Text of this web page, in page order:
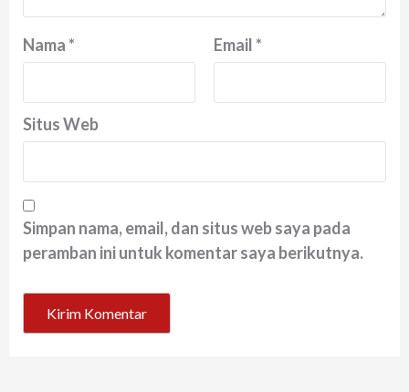
Nama* Email*
Situs Web
Simpan nama, email, dan situs web saya pada
peramban ini untuk komentar saya berikutnya.